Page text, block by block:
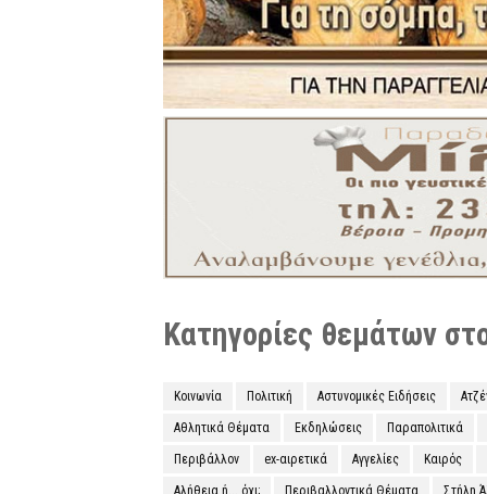
Κατηγορίες θεμάτων
Κοινωνία Πολιτική Αστυνομικές Ειδήσεις
Αθλητικά Θέματα Εκδηλώσεις Παραπολιτικά
Περιβάλλον ex-αιρετικά Αγγελίες Καιρός
Αλήθεια ή... όχι; Περιβαλλοντικά Θέματα Στήλη